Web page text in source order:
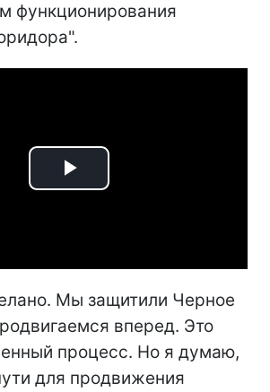
функционирования
Play
Мы защитили Черное
вперед. Это
процесс. Но я думаю,
для продвижения